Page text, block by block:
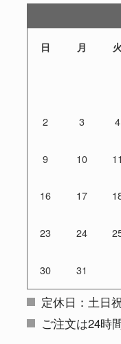
日 月 火
2 3 4
9 10 11
16 17
23 24
30 31
定休日：土日
ご注文は24時